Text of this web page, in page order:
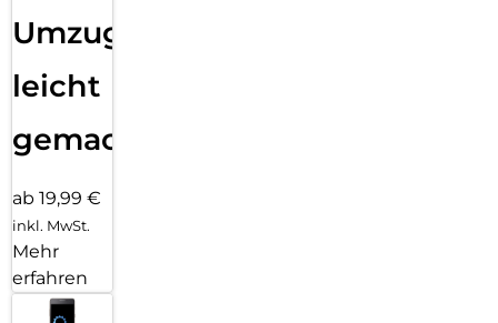
Umzug
leicht
gemacht!
ab 19,99 €
inkl. MwSt.
Mehr
erfahren